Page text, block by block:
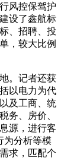
风控保驾护
设了鑫航标
、招聘、投
，较大比例
。记者还获
以电力为代
及工商、统
务、房价、
源，进行客
为分析等模
求，匹配个